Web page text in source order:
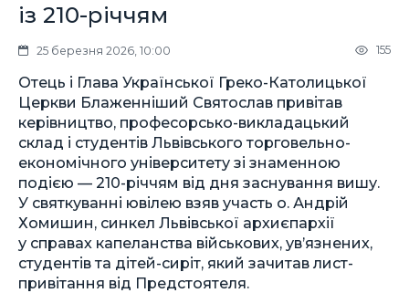
із 210-річчям
25 березня 2026, 10:00 155
Отець і Глава Української Греко-Католицької
Церкви Блаженніший Святослав привітав
керівництво, професорсько-викладацький
склад і студентів Львівського торговельно-
економічного університету зі знаменною
подією — 210-річчям від дня заснування вишу.
У святкуванні ювілею взяв участь о. Андрій
Хомишин, синкел Львівської архиєпархії
у справах капеланства військових, ув’язнених,
студентів та дітей-сиріт, який зачитав лист-
привітання від Предстоятеля.